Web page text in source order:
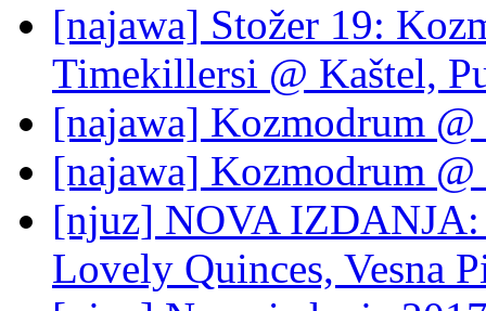
[najawa] Stožer 19:
Timekillersi @ Kaštel,
[najawa] Kozmodrum
[najawa] Kozmodrum
[njuz] NOVA IZDANJA:
Lovely Quinces, Vesna